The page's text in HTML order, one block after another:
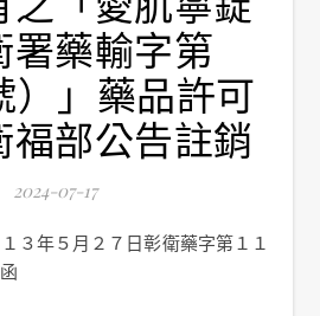
署藥輸字第
）」藥品許可
福部公告註銷
2024-07-17